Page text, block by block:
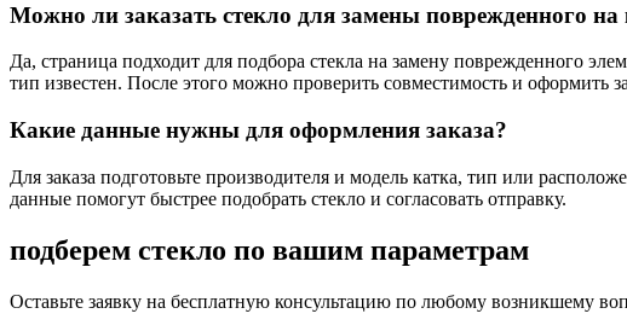
Можно ли заказать стекло для замены поврежденного на
Да, страница подходит для подбора стекла на замену поврежденного
тип известен. После этого можно проверить совместимость и оформить
Какие данные нужны для оформления заказа?
Для заказа подготовьте производителя и модель катка, тип или
данные помогут быстрее подобрать стекло и согласовать отправку.
подберем стекло по вашим параметрам
Оставьте заявку на бесплатную консультацию по любому возникшему